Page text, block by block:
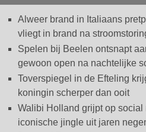
Alweer brand in Italiaans
vliegt in brand na
Spelen bij Beelen ontsnapt
gewoon open na nachtelijke
Toverspiegel in de Efteling
koningin scherper dan ooit
Walibi Holland grijpt op social
iconische jingle uit jaren